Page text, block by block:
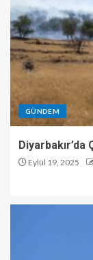
GÜNDEM
Diyarbakır’da
Eylül 19, 2025